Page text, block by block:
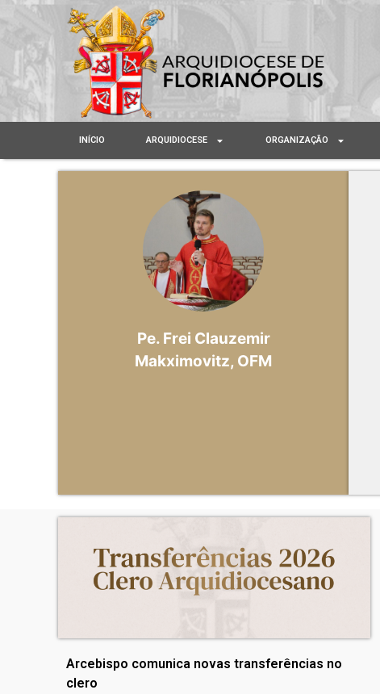
INÍCIO ARQUIDIOCESE ORGANIZAÇÃO
Pe. Frei Clauzemir
Makximovitz, OFM
Arcebispo comunica novas transferências no
clero